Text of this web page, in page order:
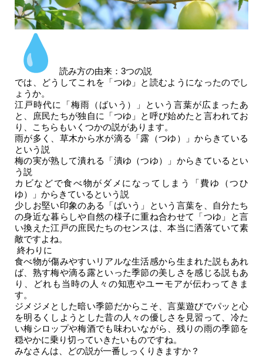
読み方の由来：3つの説
では、どうしてこれを「つゆ」と読むようになったのでし
ょうか。
江戸時代に「梅雨（ばいう）」という言葉が広まったあ
と、庶民たちが独自に「つゆ」と呼び始めたと言われてお
り、こちらもいくつかの説があります。
雨が多く、草木から水が滴る
「露（つゆ）」からきている
という説
梅の実が熟して潰れる
「潰ゆ（つゆ）」 からきているとい
う説
カビなどで食べ物がダメになってしまう
「費ゆ（つひ
ゆ）」 からきているという説
少しお堅い印象のある「ばいう」という言葉を、自分たち
の身近な暮らしや自然の様子に重ね合わせて「つゆ」と言
い換えた江戸の庶民たちのセンスは、本当に洒落ていて素
敵ですよね。
終わりに
食べ物が傷みやすいリアルな生活感から生まれた説もあれ
ば、熟す梅や滴る露といった季節の美しさを感じる説もあ
り、どれも当時の人々の知恵やユーモアが伝わってきま
す。
ジメジメとした暗い季節だからこそ、言葉遊びでパッと心
を明るくしようとした昔の人々の優しさを見習って、冷た
い梅シロップや梅酒でも味わいながら、残りの雨の季節を
穏やかに乗り切っていきたいものですね。
みなさんは、どの説が一番しっくりきますか？